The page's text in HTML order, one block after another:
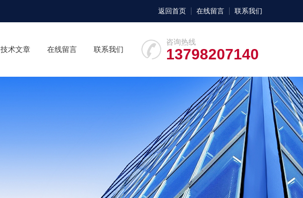
返回首页 在线留言 联系我们
咨询热线
13798207140
技术文章 在线留言 联系我们